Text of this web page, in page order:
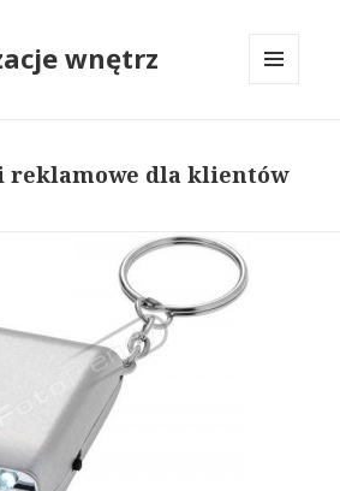
wnętrz
reklamowe dla klientów